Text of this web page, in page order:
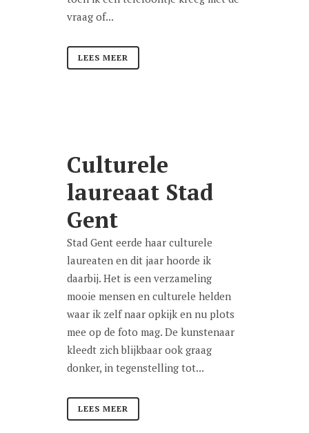
vraag of...
LEES MEER
Culturele
laureaat Stad
Gent
Stad Gent eerde haar culturele
laureaten en dit jaar hoorde ik
daarbij. Het is een verzameling
mooie mensen en culturele helden
waar ik zelf naar opkijk en nu plots
mee op de foto mag. De kunstenaar
kleedt zich blijkbaar ook graag
donker, in tegenstelling tot...
LEES MEER